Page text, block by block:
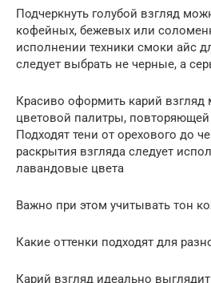
Подчеркнуть голубой взгляд
кофейных, бежевых или
исполнении техники смоки айс
следует выбрать не черные, а
Красиво оформить карий
цветовой палитры, повторяющей
Подходят тени от орехового до
раскрытия взгляда следует
лавандовые цвета
Важно при этом учитывать тон
Какие оттенки подходят для
Карий взгляд идеально